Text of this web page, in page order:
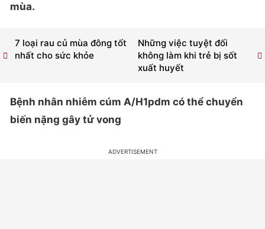
mùa.
Những việc tuyệt đối
không làm khi trẻ bị sốt
xuất huyết
7 loại rau củ mùa đông tốt
nhất cho sức khỏe
Bệnh nhân nhiễm cúm A/H1pdm có thể chuyển
biến nặng gây tử vong